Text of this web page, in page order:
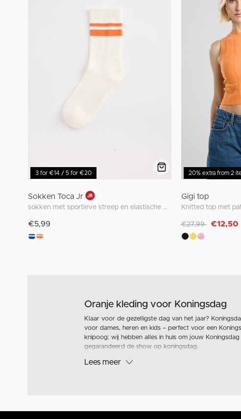
3 for €14 / 5 for €20
Sokken Toca Jr
sokken met sportieve streep en elastische boord
€5,99
20% extra from 2
Gigi top
Knitted top met
Afgeprijsd van
€27,99 naar
€12,50
Oranje kleding voor Koningsdag
Klaar voor de gezelligste dag van het jaar?
voor dames, heren en kids – perfect voor een
knipoog: wij hebben alles in huis om jouw
gegarandeerd de show op koningsdag.
Lees meer